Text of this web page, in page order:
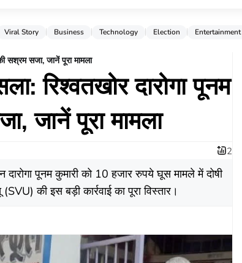
Viral Story Business Technology Election Entertainment
सश्रम सजा, जानें पूरा मामला
रिश्वतखोर दारोगा पूनम
जानें पूरा मामला
2
दारोगा पूनम कुमारी को 10 हजार रुपये घूस मामले में दोषी
की इस बड़ी कार्रवाई का पूरा विस्तार।